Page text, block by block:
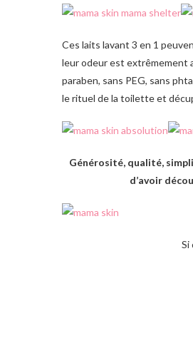
Ces laits lavant 3 en 1
leur odeur est extrêmement
paraben, sans PEG, sans
le rituel de la toilette et
Générosité, qualité,
d’avoir
Si